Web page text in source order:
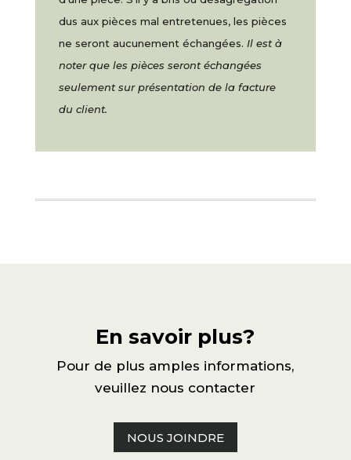
dus aux pièces mal entretenues, les pièces
ne seront aucunement échangées. Il est à
noter que les pièces seront échangées
seulement sur présentation de la facture
du client.
En savoir plus?
Pour de plus amples informations,
veuillez nous contacter
NOUS JOINDRE